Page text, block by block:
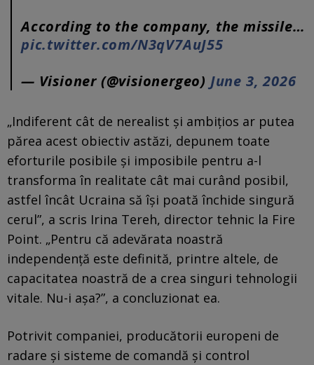
According to the company, the missile…
pic.twitter.com/N3qV7AuJ55
— Visioner (@visionergeo) June 3, 2026
„Indiferent cât de nerealist și ambițios ar putea
părea acest obiectiv astăzi, depunem toate
eforturile posibile și imposibile pentru a-l
transforma în realitate cât mai curând posibil,
astfel încât Ucraina să își poată închide singură
cerul”, a scris Irina Tereh, director tehnic la Fire
Point. „Pentru că adevărata noastră
independență este definită, printre altele, de
capacitatea noastră de a crea singuri tehnologii
vitale. Nu-i așa?”, a concluzionat ea.
Potrivit companiei, producătorii europeni de
radare și sisteme de comandă și control